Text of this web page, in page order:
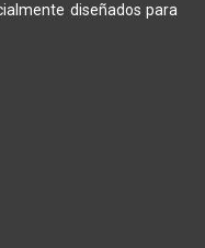
diseñados para